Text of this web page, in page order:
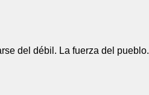
del débil. La fuerza del pueblo.